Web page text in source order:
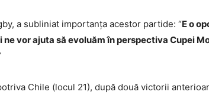
a subliniat importanța acestor partide: “E o
vor ajuta să evoluăm în perspectiva Cupei
Chile (locul 21), după două victorii